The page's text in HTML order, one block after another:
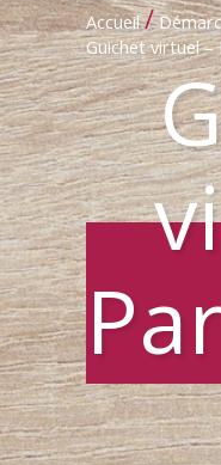
Accueil /
Guichet virtuel –